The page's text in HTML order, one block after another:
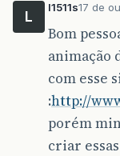
L
l1511s17 de
Bom
animação
com esse
:http://
porém
criar